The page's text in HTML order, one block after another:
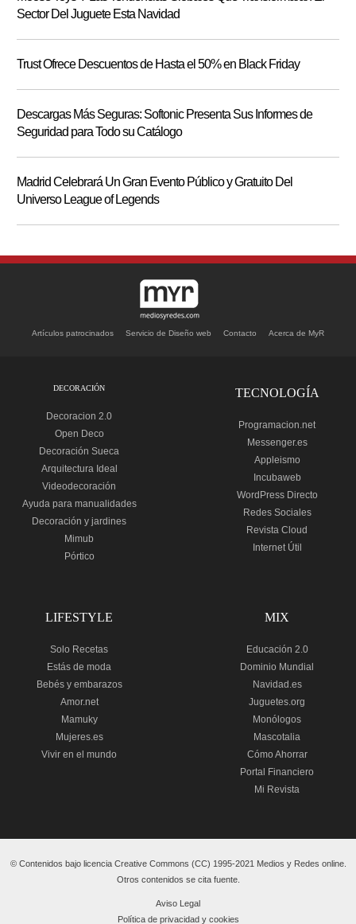
Sector Del Juguete Esta Navidad
Trust Ofrece Descuentos de Hasta el 50% en Black Friday
Descargas Más Seguras: Softonic Presenta Sus Informes de
Seguridad para Todo su Catálogo
Madrid Celebrará Un Gran Evento Público y Gratuito Del
Universo League of Legends
Artículos patrocinados Servicio de Diseño web Contacto Acerca de MyR
DECORACIÓN
Decoracion 2.0
Open Deco
Decoración Sueca
Arquitectura Ideal
Videodecoración
Ayuda para manualidades
Decoración y jardines
Mimub
Pórtico
TECNOLOGÍA
Programacion.net
Messenger.es
Appleismo
Incubaweb
WordPress Directo
Redes Sociales
Revista Cloud
Internet Útil
LIFESTYLE
Solo Recetas
Estás de moda
Bebés y embarazos
Amor.net
Mamuky
Mujeres.es
Vivir en el mundo
MIX
Educación 2.0
Dominio Mundial
Navidad.es
Juguetes.org
Monólogos
Mascotalia
Cómo Ahorrar
Portal Financiero
Mi Revista
© Contenidos bajo licencia Creative Commons (CC) 1995-2021 Medios y Redes online.
Otros contenidos se cita fuente.
Aviso Legal
Política de privacidad y cookies